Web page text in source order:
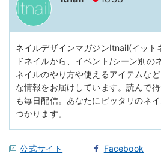
ネイルデザインマガジンItnail(イット
ドネイルから、イベント/シーン別の
ネイルのやり方や使えるアイテムな
な情報をお届けしています。読んで
も毎日配信。あなたにピッタリのネ
つかります。
公式サイト Facebook